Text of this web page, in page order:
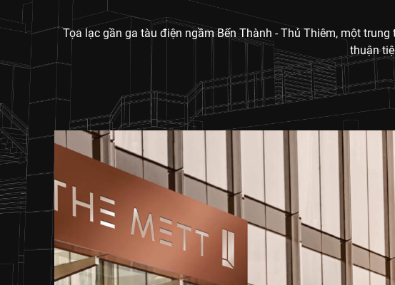
Tọa lạc gần ga tàu điện ngầm Bến Thành - Thủ Thiêm, một
thuận